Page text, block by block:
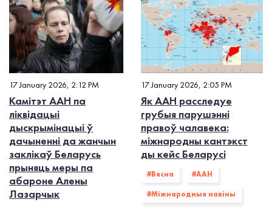
17 January 2026, 2:12 PM
Камітэт ААН па
ліквідацыі
дыскрымінацыі ў
дачыненні да жанчын
заклікаў Беларусь
прыняць меры па
абароне Алены
Лазарчык
17 January 2026, 2:05 PM
Як ААН расследуе
грубыя парушэнні
правоў чалавека:
міжнародны кантэкст
ды кейс Беларусі
#Вясна #ААН
#Міжнародныя навіны